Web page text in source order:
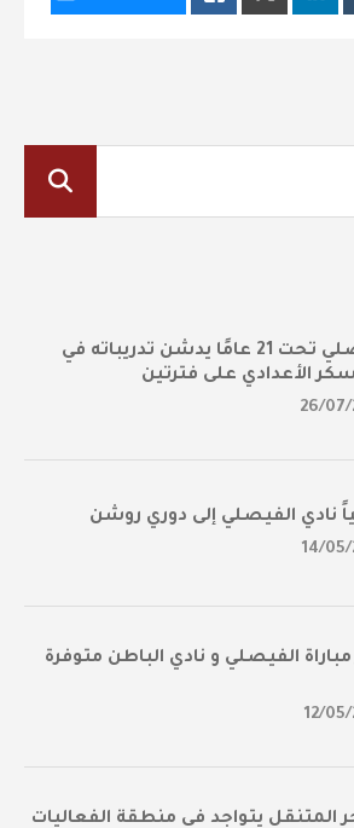
الفيصلي تحت 21 عامًا يدشن تدريباته في
الأعدادي على فترتين
26/07/
نادي الفيصلي إلى دوري روشن
14/05/
مباراة الفيصلي و نادي الباطن متوفرة
12/
المتنقل يتواجد في منطقة الفعاليات